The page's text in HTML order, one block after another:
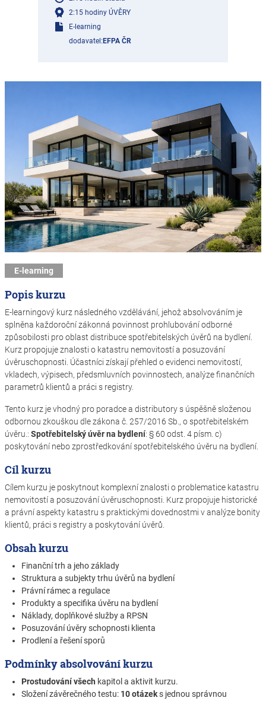
E-learning
Popis kurzu
E-learningový kurz následného vzdělávání, jehož absolvováním je
splněna každoroční zákonná povinnost prohlubování odborné
způsobilosti pro oblast distribuce spotřebitelských úvěrů na bydlení.
Kurz propojuje znalosti o katastru nemovitostí a posuzování
úvěruschopnosti. Účastníci získají přehled o evidenci nemovitostí,
vkladech, výpisech, předsmluvních povinnostech, analýze finančních
parametrů klientů a práci s registry.
Tento kurz je vhodný pro poradce a distributory s úspěšně složenou
odbornou zkouškou dle zákona č. 257/2016 Sb., o spotřebitelském
úvěru.: Spotřebitelský úvěr na bydlení: § 60 odst. 4 písm. c)
poskytování nebo zprostředkování spotřebitelského úvěru na bydlení.
Cíl kurzu
Cílem kurzu je poskytnout komplexní znalosti o problematice katastru
nemovitostí a posuzování úvěruschopnosti. Kurz propojuje historické
a právní aspekty katastru s praktickými dovednostmi v analýze bonity
klientů, práci s registry a poskytování úvěrů.
Obsah kurzu
Finanční trh a jeho základy
Struktura a subjekty trhu úvěrů na bydlení
Právní rámec a regulace
Produkty a specifika úvěru na bydlení
Náklady, doplňkové služby a RPSN
Posuzování úvěry schopnosti klienta
Prodlení a řešení sporů
Podmínky absolvování kurzu
Prostudování všech kapitol a aktivit kurzu.
Složení závěrečného testu: 10 otázeks jednou správnou
2:15 hodiny ÚVĚRY
E-learning
dodavatel: EFPA ČR